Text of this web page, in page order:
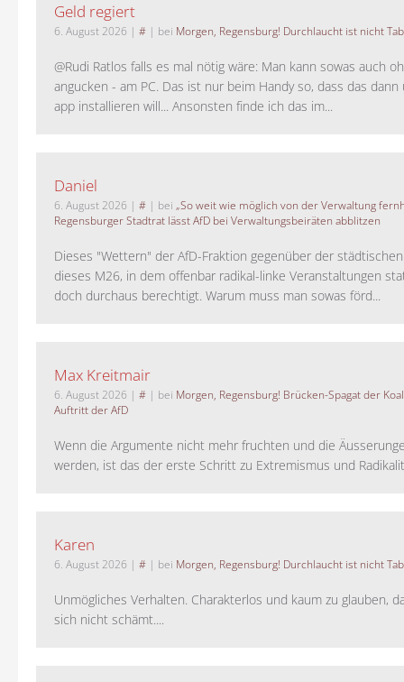
Geld regiert
6. August 2026 | # | bei Morgen, Regensburg! Durchlaucht ist nicht
@Rudi Ratlos falls es mal nötig wäre: Man kann sowas auch
angucken - am PC. Das ist nur beim Handy so, dass das
app installieren will... Ansonsten finde ich das im...
Daniel
6. August 2026 | # | bei „So weit wie möglich von der Verwaltung
Regensburger Stadtrat lässt AfD bei Verwaltungsbeiräten abblitzen
Dieses "Wettern" der AfD-Fraktion gegenüber der
dieses M26, in dem offenbar radikal-linke Veranstaltungen
doch durchaus berechtigt. Warum muss man sowas förd...
Max Kreitmair
6. August 2026 | # | bei Morgen, Regensburg! Brücken-Spagat der
Auftritt der AfD
Wenn die Argumente nicht mehr fruchten und die
werden, ist das der erste Schritt zu Extremismus und
Karen
6. August 2026 | # | bei Morgen, Regensburg! Durchlaucht ist nicht
Unmögliches Verhalten. Charakterlos und kaum zu glauben,
sich nicht schämt....